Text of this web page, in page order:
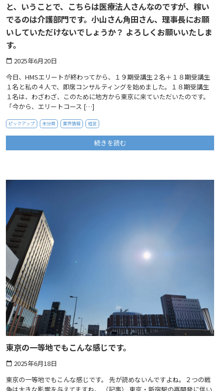
と、いうことで、こちらは医療法人さんなのですが、稼い
でるのは介護部門です。小山さん角田さん、理事長にお願
いしていただけないでしょうか？ よろしくお願いいたしま
す。
calendar_today 2025年6月20日
今日、HMSエリートが終わってから、１９期受講生２名＋１８期受講生
１名と私の４人で、即席コンサルティングを始めました。１８期受講生
１名は、わざわざ、このために地方から東京に来ていただいたのです。
「今から、エリートコース […]
ピックアップ 未分類 業界情報 経営
続きを読む
東京の一等地でもこんな感じです。
calendar_today 2025年6月18日
東京の一等地でもこんな感じです。 先が読めないんですよね。２つの戦